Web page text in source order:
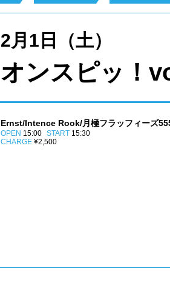
2月1日（土）
オンスピッ！
Ernst/Intence Rook/月極フラッフィーズ
OPEN 15:00 START 15:30
CHARGE ¥2,500